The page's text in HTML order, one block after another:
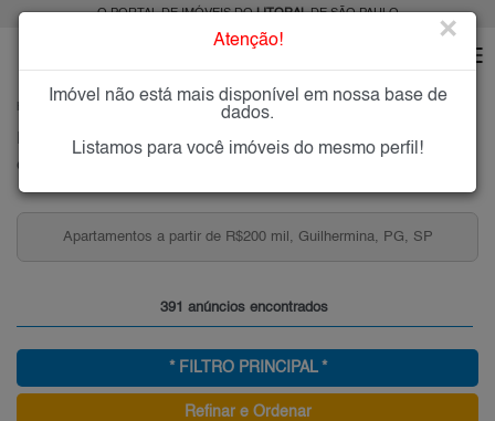
O PORTAL DE IMÓVEIS DOLITORALDE SÃO PAULO
PRAIA GRANDE
Imóveis à Venda na Guilhermina, Praia Grande
Guilhermina - Praia Grande, Litoral
Apartamentos a partir de R$200 mil, Guilhermina, PG, SP
391 anúncios encontrados
* FILTRO PRINCIPAL *
Refinar e Ordenar
Atenção! ×
Imóvel não está mais disponível em nossa base de
dados.
Listamos para você imóveis do mesmo perfil!